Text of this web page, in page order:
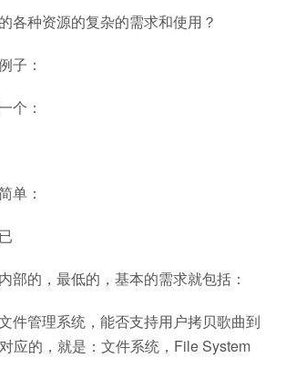
各种资源的复杂的需求和使用？
子：
个：
单：
部的，最低的，基本的需求就包括：
件管理系统，能否支持用户拷贝歌曲到
应的，就是：文件系统，File System